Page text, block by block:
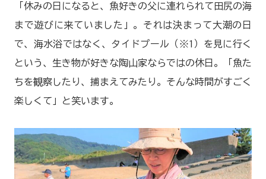
「休みの日になると、魚好きの父に連れられて田尻の海
まで遊びに来ていました」。それは決まって大潮の日
で、海水浴ではなく、タイドプール（※1）を見に行く
という、生き物が好きな陶山家ならではの休日。「魚た
ちを観察したり、捕まえてみたり。そんな時間がすごく
楽しくて」と笑います。